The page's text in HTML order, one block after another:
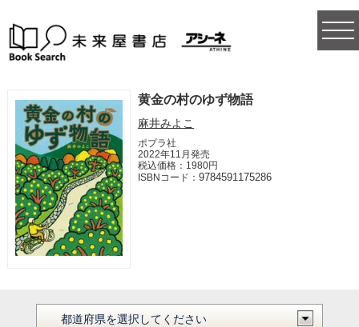
黄金の村のゆず物語
麻井みよこ
ポプラ社
2022年11月発売
税込価格：1980円
ISBNコード：9784591175286